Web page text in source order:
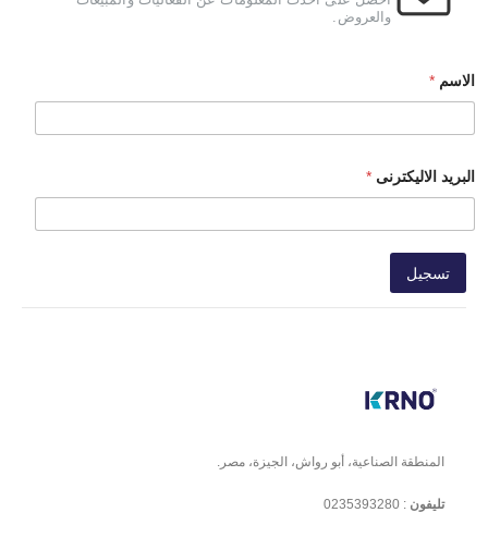
والعروض.
الاسم *
البريد الاليكترنى *
تسجيل
المنطقة الصناعية، أبو رواش، الجيزة، مصر.
تليفون :
0235393280